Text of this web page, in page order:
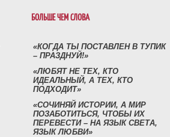
БОЛЬШЕ ЧЕМ СЛОВА
«КОГДА ТЫ ПОСТАВЛЕН В ТУПИК
– ПРАЗДНУЙ!»
«ЛЮБЯТ НЕ ТЕХ, КТО
ИДЕАЛЬНЫЙ, А ТЕХ, КТО
ПОДХОДИТ»
«СОЧИНЯЙ ИСТОРИИ, А МИР
ПОЗАБОТИТЬСЯ, ЧТОБЫ ИХ
ПЕРЕВЕСТИ – НА ЯЗЫК СВЕТА,
ЯЗЫК ЛЮБВИ»